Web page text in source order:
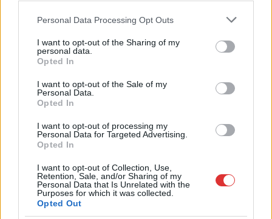
Please note that this website/app uses one or more Google
not limited to your visit or usage behaviour. You may click to
grant or deny consent to Google and its third-party tags to
use your data for below specified purposes in below Google
consent section.
Personal Data Processing Opt Outs
I want to opt-out of the Sharing of my
personal data.
Opted In
I want to opt-out of the Sale of my
Personal Data.
Opted In
I want to opt-out of processing my
Personal Data for Targeted Advertising.
Opted In
I want to opt-out of Collection, Use,
Retention, Sale, and/or Sharing of my
Personal Data that Is Unrelated with the
Purposes for which it was collected.
Opted OutHírlevél feliratkozás